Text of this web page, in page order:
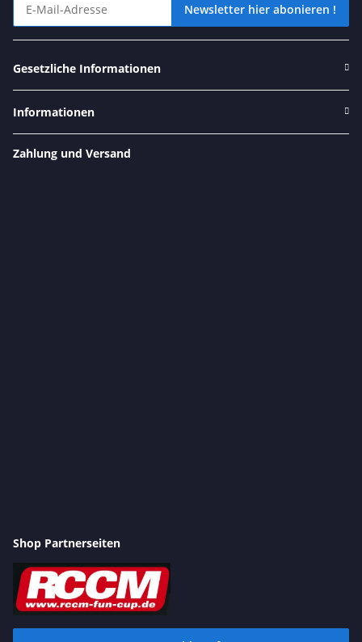
Newsletter hier abonieren !
Gesetzliche Informationen
Informationen
Zahlung und Versand
Shop Partnerseiten